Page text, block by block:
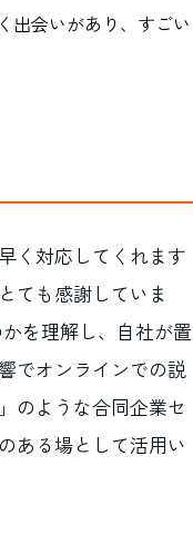
出会いがあり、すごい
く対応してくれます
ても感謝していま
を理解し、自社が置
でオンラインでの説
のような合同企業セ
ある場として活用い